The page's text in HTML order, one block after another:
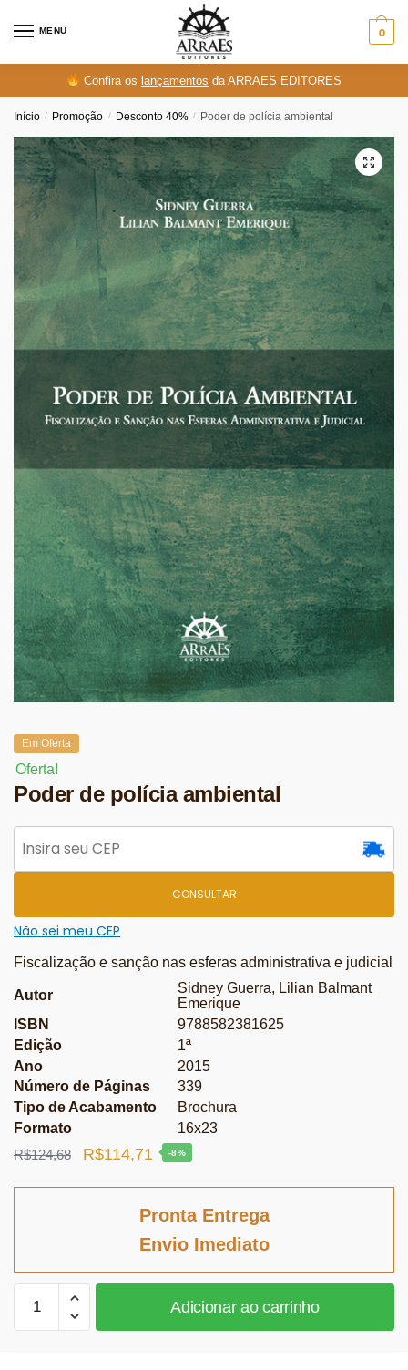
MENU 0
Confira os lançamentos da ARRAES EDITORES
Início / Promoção / Desconto 40% / Poder de polícia ambiental
Em Oferta
Oferta!
Poder de polícia ambiental
CONSULTAR
Não sei meu CEP
Fiscalização e sanção nas esferas administrativa e judicial
Autor
Sidney Guerra, Lilian Balmant
Emerique
ISBN
9788582381625
Edição
1ª
Ano
2015
Número de Páginas
339
Tipo de Acabamento
Brochura
Formato
16x23
R$124,68
O
R$114,71 O
atual
-8%
Pronta Entrega
Envio Imediato
Adicionar ao carrinho